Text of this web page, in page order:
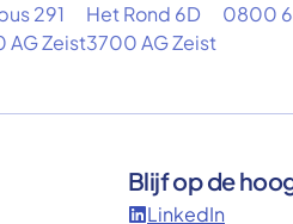
291
AG Zeist
Het Rond 6D
3700 AG Zeist
0800
Blijf op de
LinkedIn